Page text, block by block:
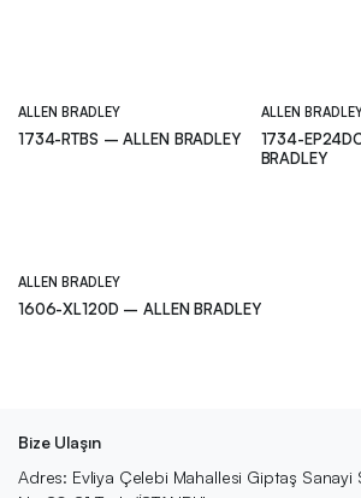
ALLEN BRADLEY
1734-RTBS – ALLEN BRADLEY
ALLEN
1734-
BRADLEY
ALLEN BRADLEY
1606-XL120D – ALLEN BRADLEY
Bize Ulaşın
Adres: Evliya Çelebi Mahallesi Giptaş Sanayi